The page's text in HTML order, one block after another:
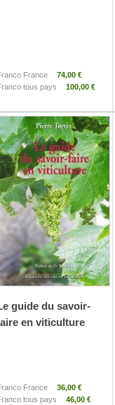
France
74,00 €
tous pays
100,00 €
guide du savoir-
en viticulture
France
36,00 €
tous pays
46,00 €